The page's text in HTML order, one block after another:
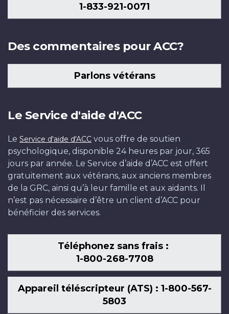
1-833-921-0071
Des commentaires pour ACC?
Parlons vétérans
Le Service d'aide d'ACC
Le Service d'aide d'ACC vous offre de soutien
psychologique, disponible 24 heures par jour, 365
jours par année. Le Service d’aide d’ACC est offert
gratuitement aux vétérans, aux anciens membres
de la GRC, ainsi qu’à leur famille et aux aidants. Il
n’est pas nécessaire d’être un client d’ACC pour
bénéficier des services.
Téléphonez sans frais :
1-800-268-7708
Appareil téléscripteur (ATS) : 1-800-567-
5803